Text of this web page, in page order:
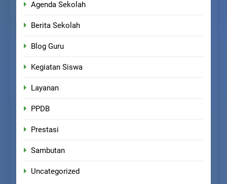
Agenda Sekolah
Berita Sekolah
Blog Guru
Kegiatan Siswa
Layanan
PPDB
Prestasi
Sambutan
Uncategorized